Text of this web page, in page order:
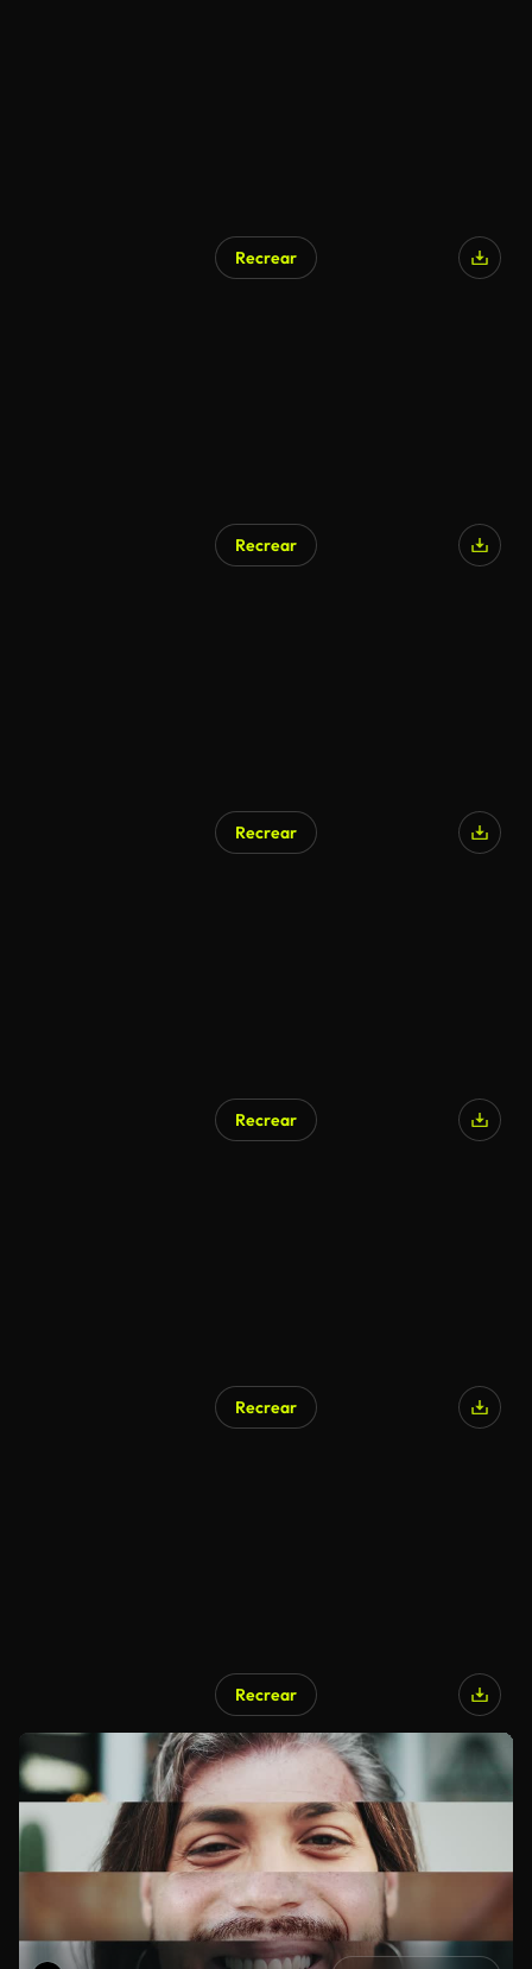
Recrear
Recrear
Recrear
Recrear
Recrear
Recrear